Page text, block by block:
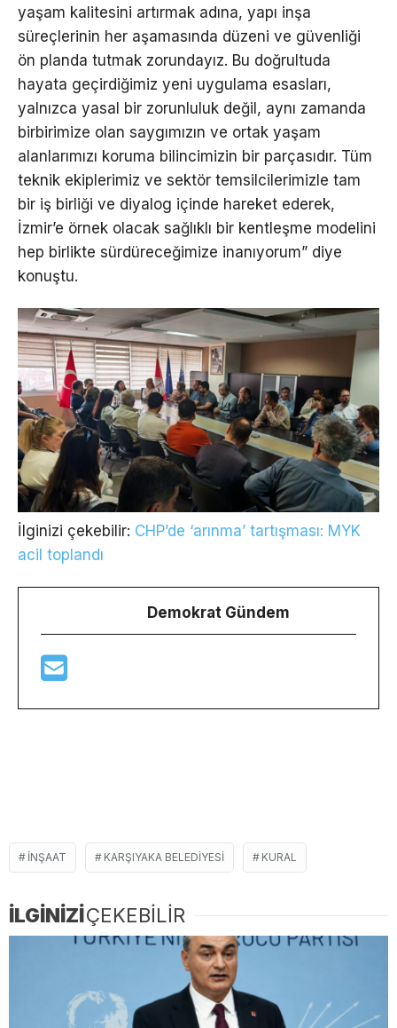
yaşam kalitesini artırmak adına, yapı inşa
süreçlerinin her aşamasında düzeni ve güvenliği
ön planda tutmak zorundayız. Bu doğrultuda
hayata geçirdiğimiz yeni uygulama esasları,
yalnızca yasal bir zorunluluk değil, aynı zamanda
birbirimize olan saygımızın ve ortak yaşam
alanlarımızı koruma bilincimizin bir parçasıdır. Tüm
teknik ekiplerimiz ve sektör temsilcilerimizle tam
bir iş birliği ve diyalog içinde hareket ederek,
İzmir’e örnek olacak sağlıklı bir kentleşme modelini
hep birlikte sürdüreceğimize inanıyorum” diye
konuştu.
İlginizi çekebilir: CHP’de ‘arınma’ tartışması: MYK
acil toplandı
Demokrat Gündem
INŞAAT KARŞIYAKA BELEDIYESI KURAL
İLGİNİZİÇEKEBİLİR